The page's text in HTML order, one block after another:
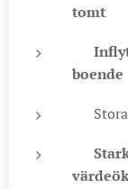
tomt
boende
🌅